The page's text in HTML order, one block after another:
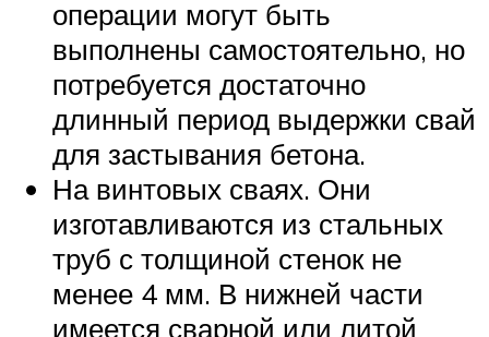
операции могут быть
выполнены самостоятельно, но
потребуется достаточно
длинный период выдержки свай
для застывания бетона.
На винтовых сваях. Они
изготавливаются из стальных
труб с толщиной стенок не
менее 4 мм. В нижней части
имеется сварной или литой